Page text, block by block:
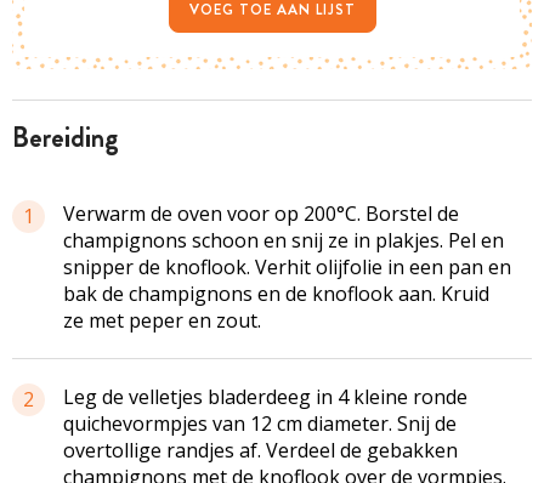
bereiding
1
Verwarm de oven voor op 200°C. Borstel de
champignons schoon en snij ze in plakjes. Pel en
snipper de knoflook. Verhit olijfolie in een pan en
bak de champignons en de knoflook aan. Kruid
ze met peper en zout.
2
Leg de velletjes bladerdeeg in 4 kleine ronde
quichevormpjes van 12 cm diameter. Snij de
overtollige randjes af. Verdeel de gebakken
champignons met de knoflook over de vormpjes.
VOEG TOE AAN LIJST